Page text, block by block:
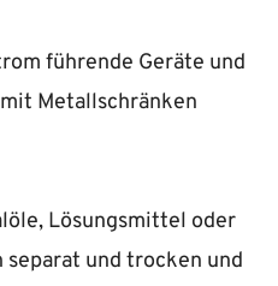
führende Geräte und
Metallschränken
Lösungsmittel oder
und trocken und